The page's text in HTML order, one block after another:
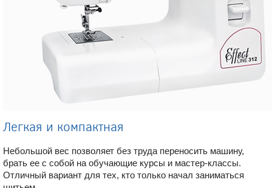
Легкая и компактная
Небольшой вес позволяет без труда переносить машину,
брать ее с собой на обучающие курсы и мастер-классы.
Отличный вариант для тех, кто только начал заниматься